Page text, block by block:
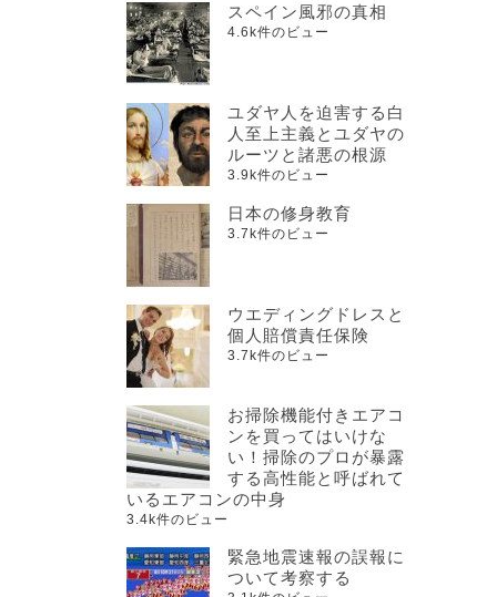
スペイン風邪の真相
4.6k件のビュー
ユダヤ人を迫害する白
人至上主義とユダヤの
ルーツと諸悪の根源
3.9k件のビュー
日本の修身教育
3.7k件のビュー
ウエディングドレスと
個人賠償責任保険
3.7k件のビュー
お掃除機能付きエアコ
ンを買ってはいけな
い！掃除のプロが暴露
する高性能と呼ばれて
いるエアコンの中身
3.4k件のビュー
緊急地震速報の誤報に
ついて考察する